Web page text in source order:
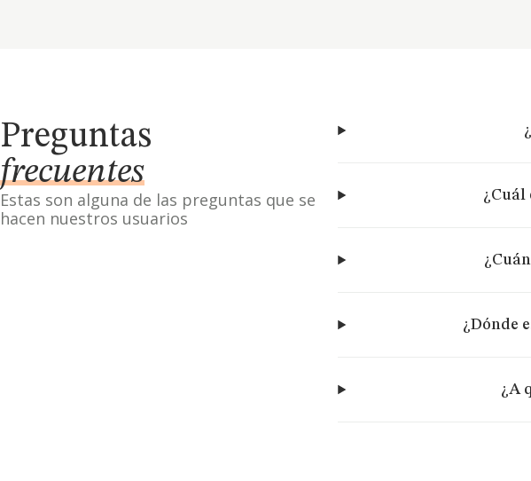
Preguntas
frecuentes
Estas son alguna de las preguntas que se
hacen nuestros usuarios
¿Cuál
¿Dónde
¿A